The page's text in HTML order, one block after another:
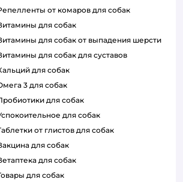
репелленты от комаров для собак
витамины для собак
витамины для собак от выпадения шерсти
витамины для собак для суставов
кальций для собак
омега 3 для собак
пробиотики для собак
успокоительное для собак
таблетки от глистов для собак
вакцина для собак
ветаптека для собак
товары для собак